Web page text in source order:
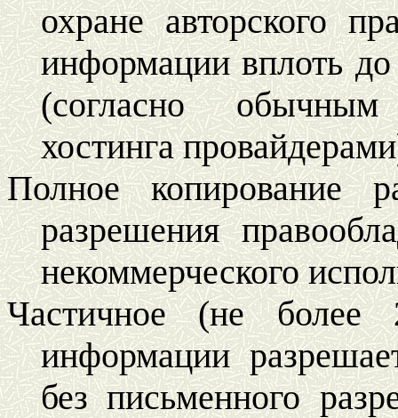
охране авторского
информации вплоть
(согласно обычным
хостинга
Полное копирование
разрешения
некоммерческого
Частичное (не более
информации
без письменного